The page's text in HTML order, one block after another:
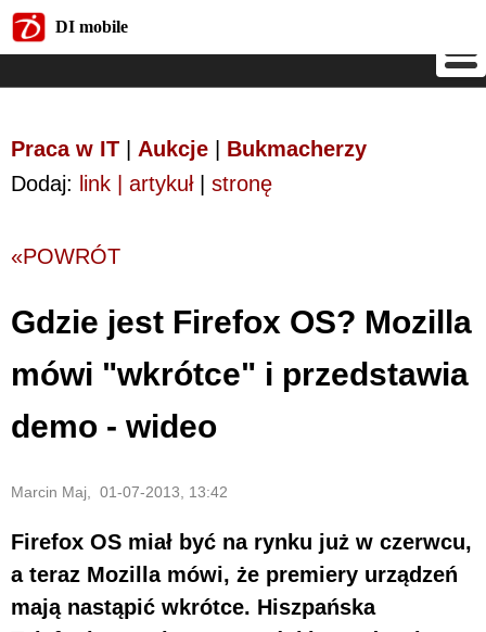
DI mobile
Praca w IT Aukcje
Bukmacherzy
Dodaj: link | artykuł| stronę
«POWRÓT
Gdzie jest Firefox OS? Mozilla
mówi "wkrótce" i przedstawia
demo - wideo
Marcin Maj, 01-07-2013, 13:42
Firefox OS miał być na rynku już w czerwcu,
a teraz Mozilla mówi, że premiery urządzeń
mają nastąpić wkrótce. Hiszpańska
DI mobile